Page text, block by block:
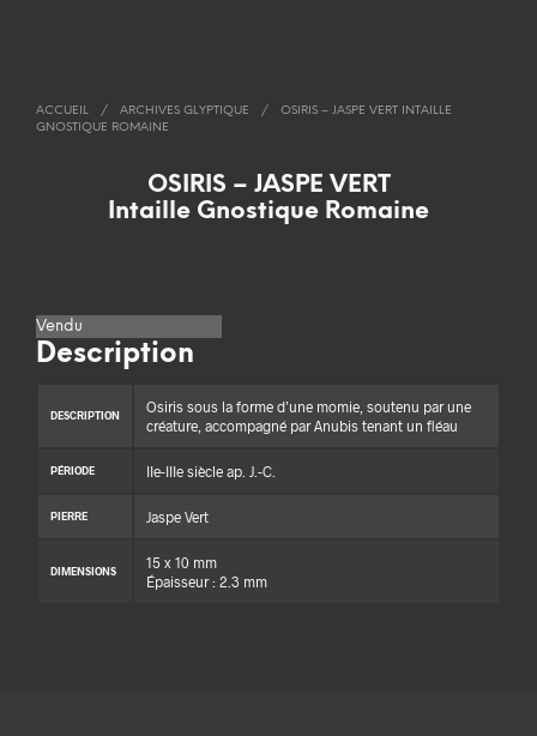
ACCUEIL / ARCHIVES GLYPTIQUE /
OSIRIS – JASPE VERT INTAILLE
GNOSTIQUE ROMAINE
OSIRIS – JASPE VERT
Intaille Gnostique Romaine
Vendu
Description
DESCRIPTION
Osiris sous la forme d’une momie, soutenu par une
créature, accompagné par Anubis tenant un fléau
PÉRIODE IIe-IIIe siècle ap. J.-C.
PIERRE Jaspe Vert
DIMENSIONS
15 x 10 mm
Épaisseur : 2.3 mm